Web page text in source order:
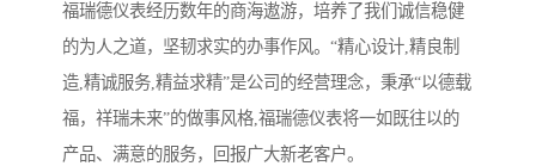
福瑞德仪表经历数年的商海遨游，培养了我们诚信稳健
的为人之道，坚韧求实的办事作风。“精心设计,精良制
造,精诚服务,精益求精”是公司的经营理念，秉承“以德载
福，祥瑞未来”的做事风格,福瑞德仪表将一如既往以的
产品、满意的服务，回报广大新老客户。